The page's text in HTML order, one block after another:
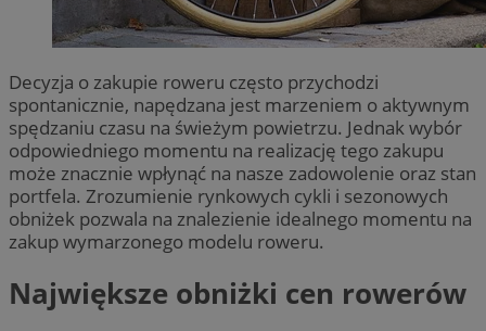
Decyzja o zakupie roweru często przychodzi
spontanicznie, napędzana jest marzeniem o aktywnym
spędzaniu czasu na świeżym powietrzu. Jednak wybór
odpowiedniego momentu na realizację tego zakupu
może znacznie wpłynąć na nasze zadowolenie oraz stan
portfela. Zrozumienie rynkowych cykli i sezonowych
obniżek pozwala na znalezienie idealnego momentu na
zakup wymarzonego modelu roweru.
Największe obniżki cen rowerów